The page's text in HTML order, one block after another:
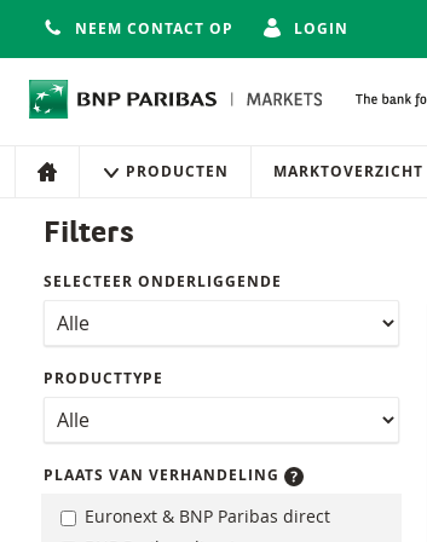
NEEM CONTACT OP LOGIN
Navigatie
Site navigatie
HOME PRODUCTEN MARKTOVERZICHT
Producten
Filters
SELECTEER ONDERLIGGENDE
PRODUCTTYPE
PLAATS VAN VERHANDELING
Euronext & BNP Paribas direct